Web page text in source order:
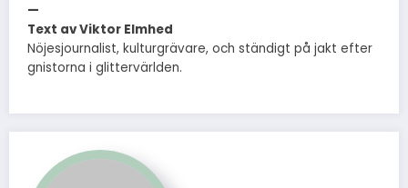
—
Text av Viktor Elmhed
Nöjesjournalist, kulturgrävare, och ständigt på jakt efter
gnistorna i glittervärlden.